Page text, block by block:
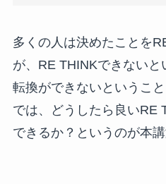
多くの人は決めたことを
が、RE THINKできないと
転換ができないというこ
では、どうしたら良いRE
できるか？というのが本